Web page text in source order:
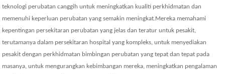
teknologi perubatan canggih untuk meningkatkan kualiti perkhidmatan dan
memenuhi keperluan perubatan yang semakin meningkat.Mereka memahami
kepentingan persekitaran perubatan yang jelas dan teratur untuk pesakit,
terutamanya dalam persekitaran hospital yang kompleks, untuk menyediakan
pesakit dengan perkhidmatan bimbingan perubatan yang tepat dan tepat pada
masanya, untuk mengurangkan kebimbangan mereka, meningkatkan pengalaman